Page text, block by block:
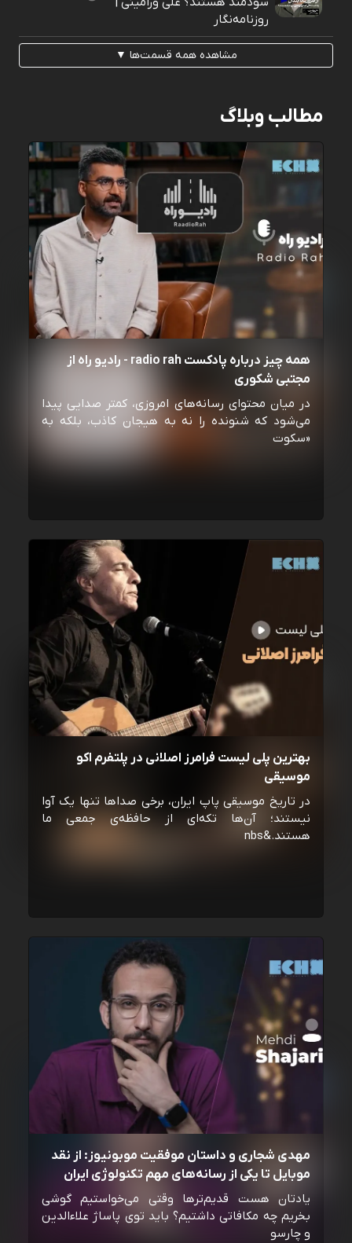
روزنامه‌نگار
مشاهده همه قسمت‌ها ▼
مطالب وبلاگ
همه چیز درباره پادکست radio rah - رادیو راه از
مجتبی شکوری
در میان محتوای رسانه‌های امروزی، کمتر صدایی پیدا
می‌شود که شنونده را نه به هیجان کاذب، بلکه به
«سکوت
بهترین پلی لیست فرامرز اصلانی در پلتفرم اکو
موسیقی
در تاریخ موسیقی پاپ ایران، برخی صداها تنها یک آوا
نیستند؛ آن‌ها تکه‌ای از حافظه‌ی جمعی ما
هستند.&nbs
مهدی شجاری و داستان موفقیت موبونیوز: از نقد
موبایل تا یکی از رسانه‌‌های مهم تکنولوژی ایران
یادتان هست قدیم‌ترها وقتی می‌خواستیم گوشی
بخریم چه مکافاتی داشتیم؟ باید توی پاساژ علاءالدین
و چارسو